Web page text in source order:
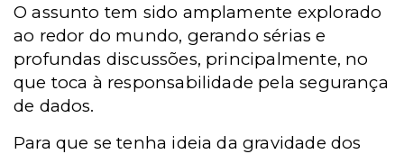
O assunto tem sido amplamente explorado
ao redor do mundo, gerando sérias e
profundas discussões, principalmente, no
que toca à responsabilidade pela segurança
de dados.
Para que se tenha ideia da gravidade dos